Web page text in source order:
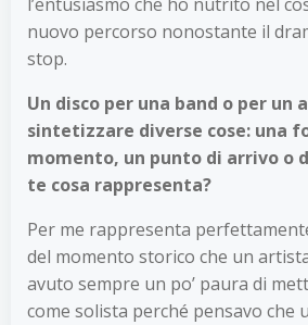
nuovo percorso nonostante il
stop.
Un disco per una band o per un
sintetizzare diverse cose: una
momento, un punto di arrivo o
te cosa rappresenta?
Per me rappresenta
del momento storico che un
avuto sempre un po’ paura di
come solista perché pensavo che